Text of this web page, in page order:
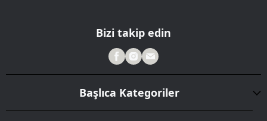
Bizi takip edin
Başlıca Kategoriler